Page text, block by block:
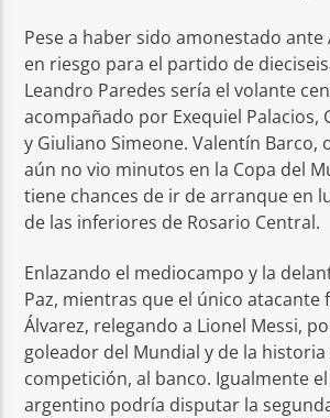
Pese a haber sido amonestado
en riesgo para el partido de
Leandro Paredes sería el volante
acompañado por Exequiel Palacios,
y Giuliano Simeone. Valentín Barco,
aún no vio minutos en la Copa del
tiene chances de ir de arranque en
de las inferiores de Rosario Central.
Enlazando el mediocampo y la
Paz, mientras que el único atacante
Álvarez, relegando a Lionel Messi,
goleador del Mundial y de la historia
competición, al banco. Igualmente
argentino podría disputar la